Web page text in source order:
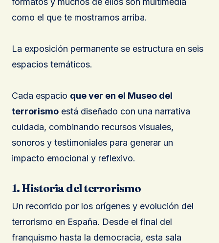
como el que te mostramos arriba.
La exposición permanente se estructura en seis
espacios temáticos.
Cada espacio que ver en el Museo del
terrorismo está diseñado con una narrativa
cuidada, combinando recursos visuales,
sonoros y testimoniales para generar un
impacto emocional y reflexivo.
1. Historia del terrorismo
Un recorrido por los orígenes y evolución del
terrorismo en España. Desde el final del
franquismo hasta la democracia, esta sala